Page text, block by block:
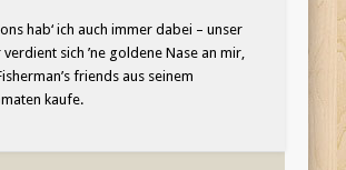
hab‘ ich auch immer dabei – unser
sich ’ne goldene Nase an mir,
friends aus seinem
kaufe.